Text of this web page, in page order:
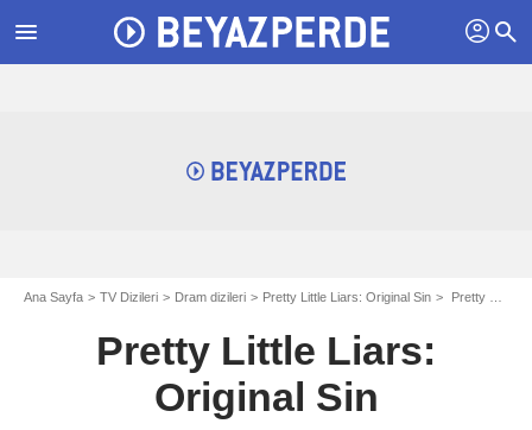
menu profil search
Ana Sayfa TV Dizileri Dram dizileri Pretty Little Liars: Original Sin Pretty Little Liars: Original Sin: Sezon 1
Pretty Little Liars:
Original Sin